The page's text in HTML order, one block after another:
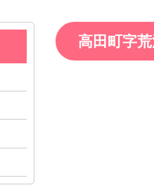
高田町字荒